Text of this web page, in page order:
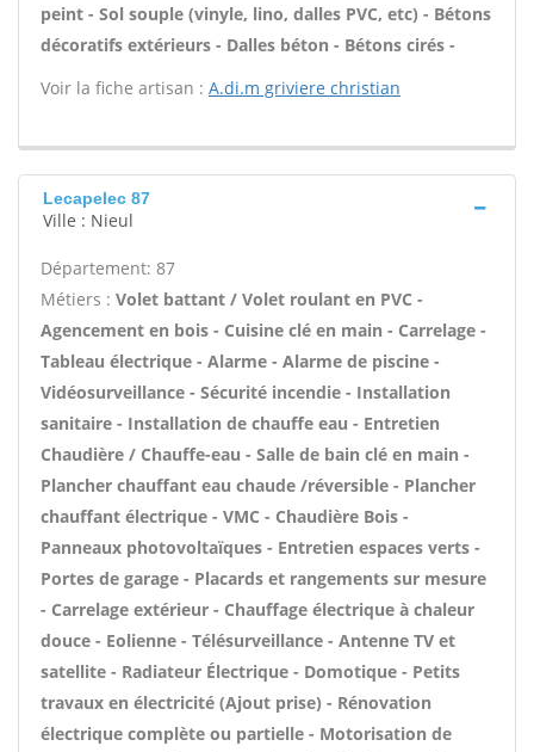
peint - Sol souple (vinyle, lino, dalles PVC, etc) - Bétons
décoratifs extérieurs - Dalles béton - Bétons cirés -
Voir la fiche artisan : A.di.m griviere christian
Lecapelec 87
Ville : Nieul
Département: 87
Métiers : Volet battant / Volet roulant en PVC -
Agencement en bois - Cuisine clé en main - Carrelage -
Tableau électrique - Alarme - Alarme de piscine -
Vidéosurveillance - Sécurité incendie - Installation
sanitaire - Installation de chauffe eau - Entretien
Chaudière / Chauffe-eau - Salle de bain clé en main -
Plancher chauffant eau chaude /réversible - Plancher
chauffant électrique - VMC - Chaudière Bois -
Panneaux photovoltaïques - Entretien espaces verts -
Portes de garage - Placards et rangements sur mesure
- Carrelage extérieur - Chauffage électrique à chaleur
douce - Eolienne - Télésurveillance - Antenne TV et
satellite - Radiateur Électrique - Domotique - Petits
travaux en électricité (Ajout prise) - Rénovation
électrique complète ou partielle - Motorisation de